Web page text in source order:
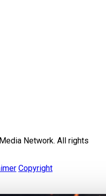
Network. All rights
Copyright